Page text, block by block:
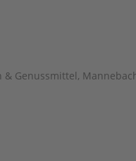
& Genussmittel,